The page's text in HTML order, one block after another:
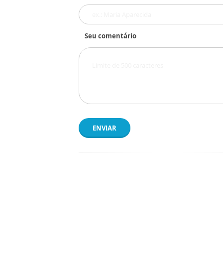
Seu comentário
ENVIAR